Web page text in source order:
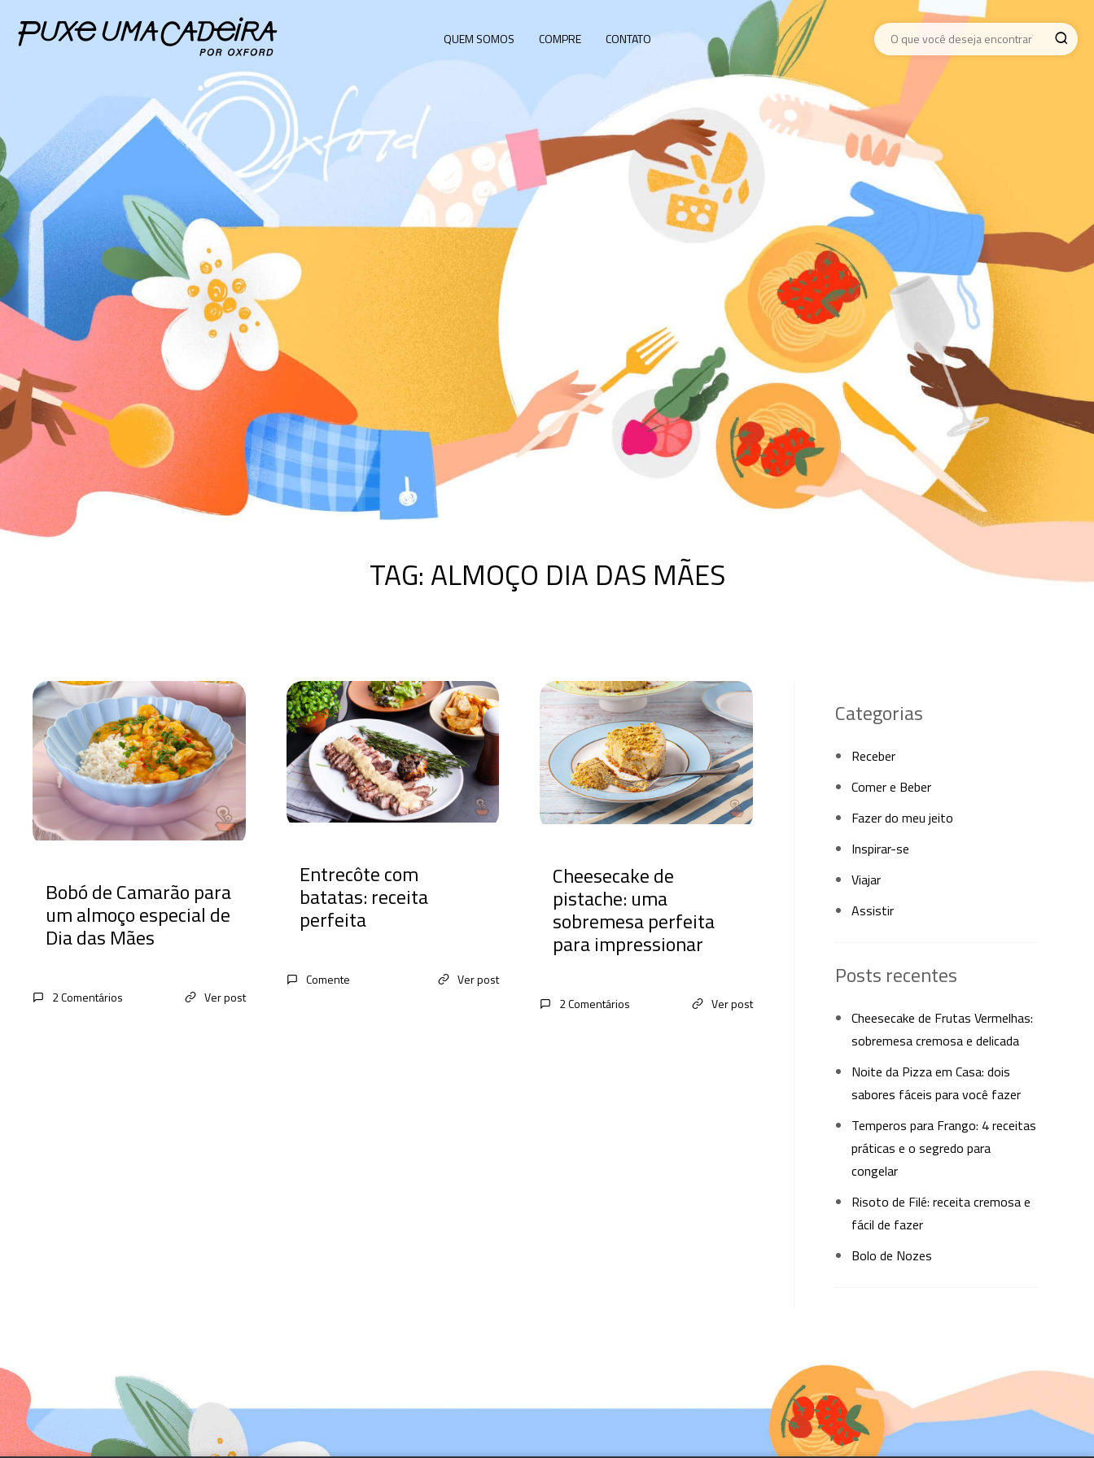
QUEM SOMOS COMPRE CONTATO
TAG: ALMOÇO DIA DAS MÃES
Bobó de Camarão para
um almoço especial de
Dia das Mães
2 Comentários Ver post
Entrecôte com
batatas: receita
perfeita
Comente Ver post
Cheesecake de
pistache: uma
sobremesa perfeita
para impressionar
2 Comentários Ver post
Categorias
Receber
Comer e Beber
Fazer do meu jeito
Inspirar-se
Viajar
Assistir
Posts recentes
Cheesecake de Frutas Vermelhas:
sobremesa cremosa e delicada
Noite da Pizza em Casa: dois
sabores fáceis para você fazer
Temperos para Frango: 4 receitas
práticas e o segredo para
congelar
Risoto de Filé: receita cremosa e
fácil de fazer
Bolo de Nozes